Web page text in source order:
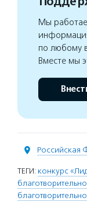
Мы
по любому
Вместе мы
Российская
ТЕГИ: конкурс